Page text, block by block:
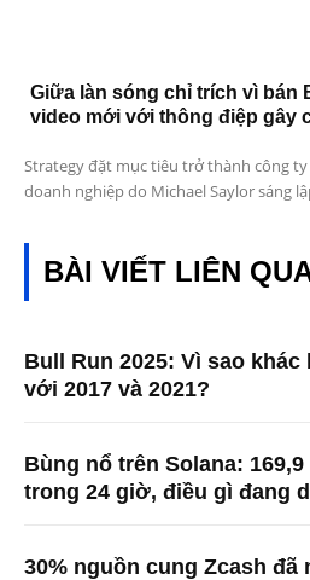
Giữa làn sóng chỉ trích vì bán
video mới với thông điệp gây
Strategy đặt mục tiêu trở thành công
doanh nghiệp do Michael Saylor sáng
BÀI VIẾT LIÊN
Bull Run 2025: Vì sao
với 2017 và 2021?
Bùng nổ trên Solana:
trong 24 giờ, điều gì đang
30% nguồn cung Zcash đã